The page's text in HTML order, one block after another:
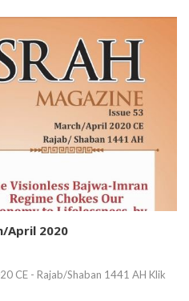
April 2020
CE - Rajab/Shaban 1441 AH Klik